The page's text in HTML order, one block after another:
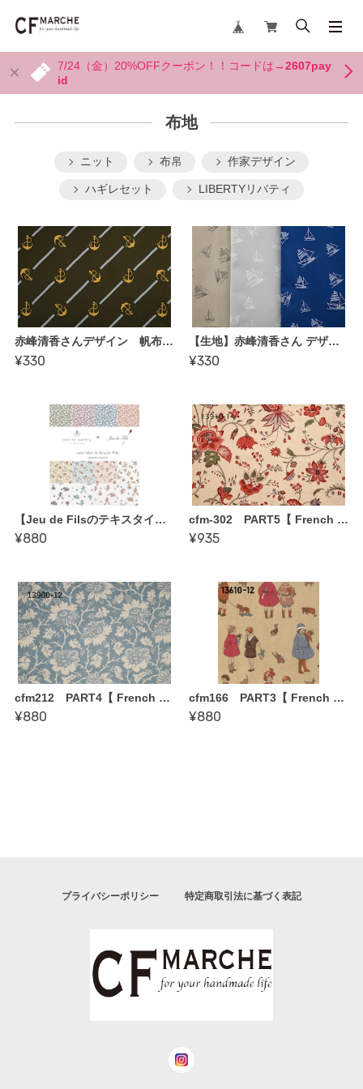
7/24（金）20%OFFクーポン！！コードは→2607pay
id
布地
ニット 布帛 作家デザイン
ハギレセット LIBERTYリバティ
赤峰清香さんデザイン 帆布【アンカーライン】
¥330
【生地】赤峰清香さん デザイン帆布〈Navy Blue Closet〉【オーシャン（ヨット）】綿厚織り79号
¥330
【Jeu de Filsのテキスタイル】2nd コレクション〈une idee de Jeu de Fils〉50cm~
¥880
cfm-302 PART5【 French General・Bonheur de jour／カット売りクロス50cm~】
¥935
cfm212 PART4【 French General・La Vie Boheme カット売りクロス50cm~】
¥880
cfm166 PART3【 French General・Bon Voyage /Petite Odile カット売りクロス50cm~】
¥880
プライバシーポリシー 特定商取引法に基づく表記